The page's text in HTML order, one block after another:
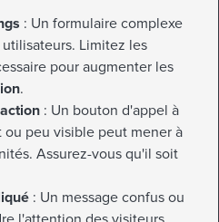
: Un formulaire complexe
Limitez les
pour augmenter les
.
: Un bouton d'appel à
ou peu visible peut mener à
Assurez-vous qu'il soit
: Un message confus ou